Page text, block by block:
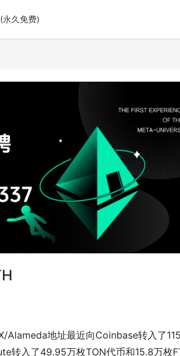
永久免费)
Alameda地址最近向Coinbase转入了
转入了49.95万枚TON代币和15.8万枚